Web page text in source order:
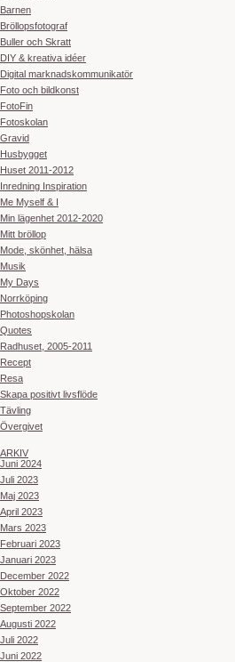
Barnen
Bröllopsfotograf
Buller och Skratt
DIY & kreativa idéer
Digital marknadskommunikatör
Foto och bildkonst
FotoFin
Fotoskolan
Gravid
Husbygget
Huset 2011-2012
Inredning Inspiration
Me Myself & I
Min lägenhet 2012-2020
Mitt bröllop
Mode, skönhet, hälsa
Musik
My Days
Norrköping
Photoshopskolan
Quotes
Radhuset, 2005-2011
Recept
Resa
Skapa positivt livsflöde
Tävling
Övergivet
ARKIV
Juni 2024
Juli 2023
Maj 2023
April 2023
Mars 2023
Februari 2023
Januari 2023
December 2022
Oktober 2022
September 2022
Augusti 2022
Juli 2022
Juni 2022